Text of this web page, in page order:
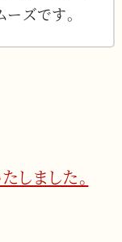
ズです。
ました。